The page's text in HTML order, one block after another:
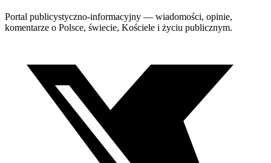
Portal publicystyczno-informacyjny — wiadomości, opinie,
komentarze o Polsce, świecie, Kościele i życiu publicznym.